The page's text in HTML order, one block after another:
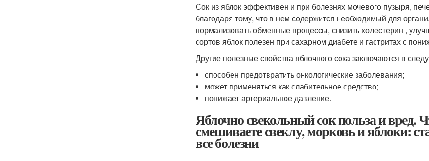
Сок из яблок эффективен и при болезнях мочевого пузыря,
благодаря тому, что в нем содержится необходимый для
нормализовать обменные процессы, снизить холестерин ,
сортов яблок полезен при сахарном диабете и гастритах с
Другие полезные свойства яблочного сока заключаются в
способен предотвратить онкологические заболевания;
может применяться как слабительное средство;
понижает артериальное давление.
Яблочно свекольный сок польза и вред.
смешиваете свеклу, морковь и яблоки:
все болезни